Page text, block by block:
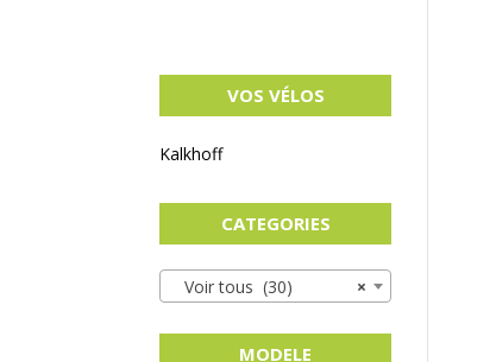
VOS VÉLOS
Kalkhoff
CATEGORIES
×
Voir tous (30)
MODELE